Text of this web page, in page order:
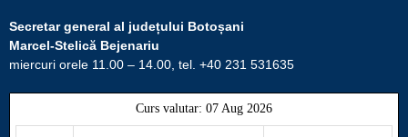
Secretar general al județului Botoșani
Marcel-Stelică Bejenariu
miercuri orele 11.00 – 14.00, tel. +40 231 531635
Curs valutar: 07 Aug 2026